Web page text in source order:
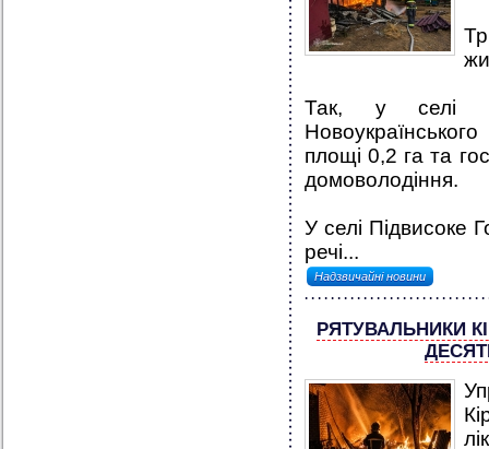
Так, у селі
площі 0,2 га та
домоволодіння.
У селі Підвисоке
речі...
Надзвичайні новини
РЯТУВАЛЬНИКИ